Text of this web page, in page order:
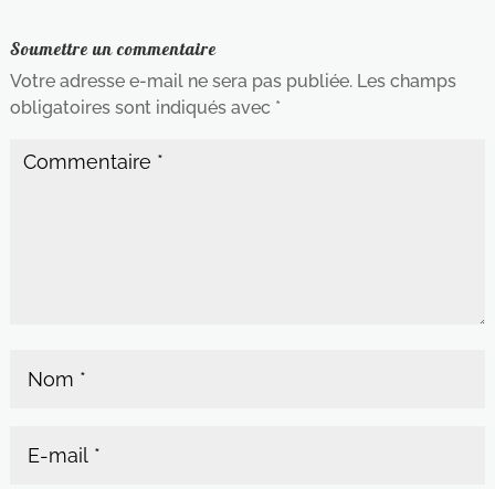
Soumettre un commentaire
Votre adresse e-mail ne sera pas publiée. Les champs
obligatoires sont indiqués avec *